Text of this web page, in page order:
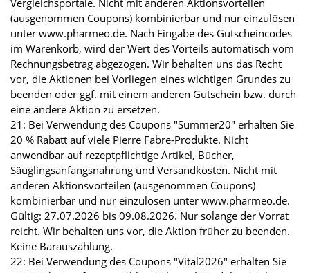
(ausgenommen Coupons) kombinierbar und nur einzulösen
unter www.pharmeo.de. Nach Eingabe des Gutscheincodes
im Warenkorb, wird der Wert des Vorteils automatisch vom
Rechnungsbetrag abgezogen. Wir behalten uns das Recht
vor, die Aktionen bei Vorliegen eines wichtigen Grundes zu
beenden oder ggf. mit einem anderen Gutschein bzw. durch
eine andere Aktion zu ersetzen.
21: Bei Verwendung des Coupons "Summer20" erhalten Sie
20 % Rabatt auf viele Pierre Fabre-Produkte. Nicht
anwendbar auf rezeptpflichtige Artikel, Bücher,
Säuglingsanfangsnahrung und Versandkosten. Nicht mit
anderen Aktionsvorteilen (ausgenommen Coupons)
kombinierbar und nur einzulösen unter www.pharmeo.de.
Gültig: 27.07.2026 bis 09.08.2026. Nur solange der Vorrat
reicht. Wir behalten uns vor, die Aktion früher zu beenden.
Keine Barauszahlung.
22: Bei Verwendung des Coupons "Vital2026" erhalten Sie